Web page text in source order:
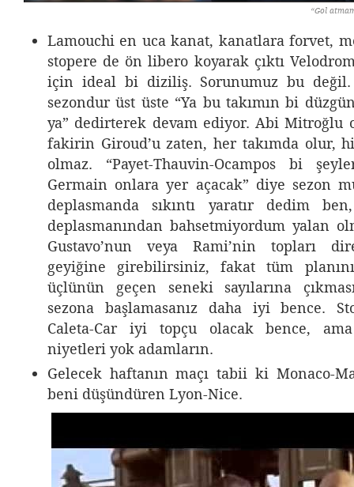
“Gol atmamak için çıkıp 2-
Lamouchi en uca kanat, kanatlara forvet,
stopere de ön libero koyarak çıktı
için ideal bi diziliş. Sorunumuz bu
sezondur üst üste “Ya bu takımın bi
ya” dedirterek devam ediyor. Abi Mitroğlu
fakirin Giroud’u zaten, her takımda olur,
olmaz. “Payet-Thauvin-Ocampos bi
Germain onlara yer açacak” diye sezon
deplasmanda sıkıntı yaratır dedim
deplasmanından bahsetmiyordum yalan
Gustavo’nun veya Rami’nin topları
geyiğine girebilirsiniz, fakat tüm
üçlünün geçen seneki sayılarına
sezona başlamasanız daha iyi bence.
Caleta-Car iyi topçu olacak bence,
niyetleri yok adamların.
Gelecek haftanın maçı tabii ki Monaco-
beni düşündüren Lyon-Nice.